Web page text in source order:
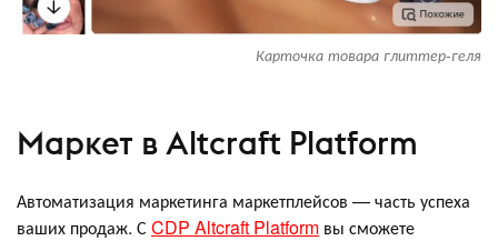
Карточка товара глиттер-геля
Маркет в Altcraft Platform
Автоматизация маркетинга маркетплейсов — часть успеха
ваших продаж. С CDP Altcraft Platform вы сможете